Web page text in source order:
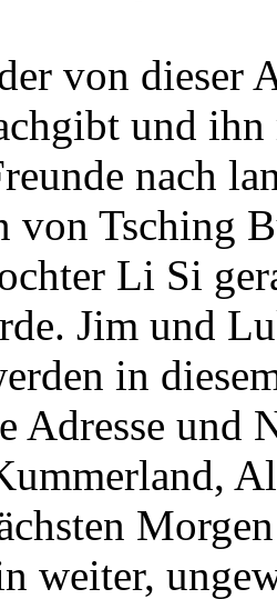
von dieser
und
nach
von Tsching
Li Si
Jim und
in
Adresse und
weiter,